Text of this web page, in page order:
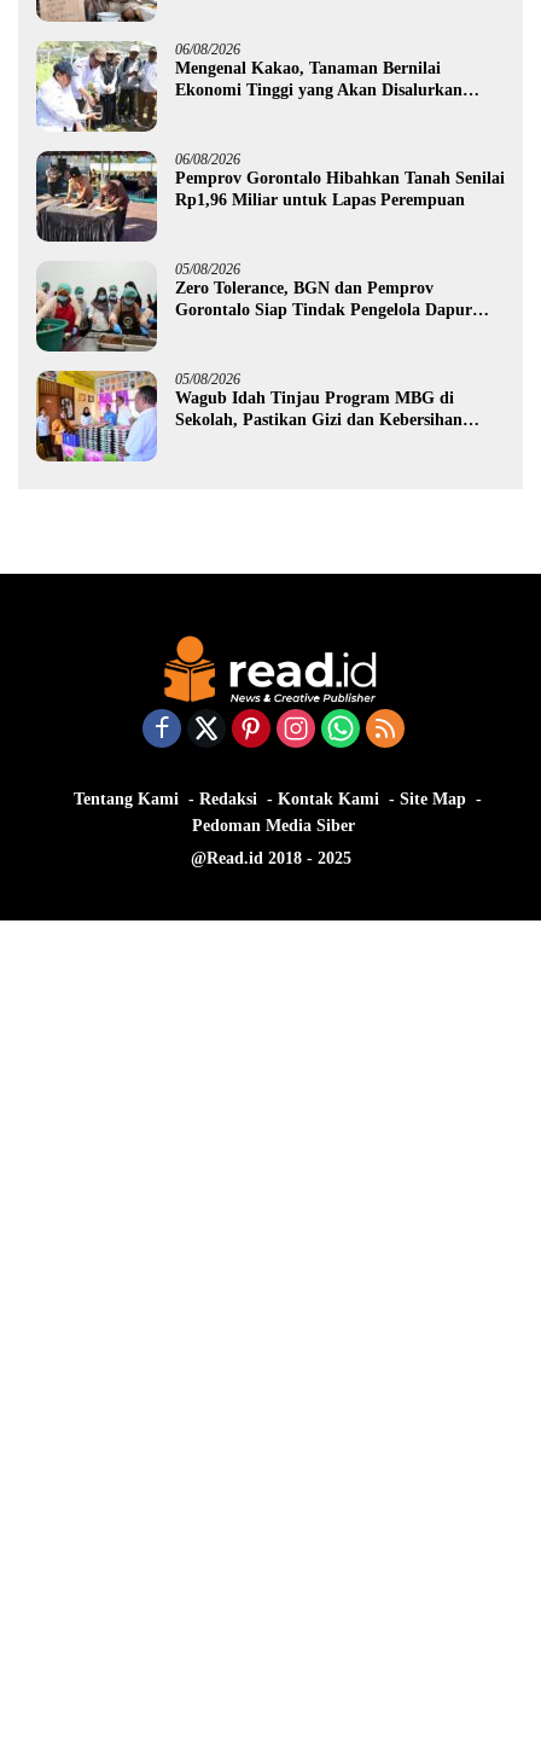
06/08/2026
Mengenal Kakao, Tanaman Bernilai
Ekonomi Tinggi yang Akan Disalurkan
06/08/2026
Pemprov Gorontalo Hibahkan Tanah Senilai
Rp1,96 Miliar untuk Lapas Perempuan
05/08/2026
Zero Tolerance, BGN dan Pemprov
Gorontalo Siap Tindak Pengelola Dapur
05/08/2026
Wagub Idah Tinjau Program MBG di
Sekolah, Pastikan Gizi dan Kebersihan
Tentang Kami Redaksi Kontak Kami
Site Map
Pedoman Media Siber
@Read.id 2018 - 2025